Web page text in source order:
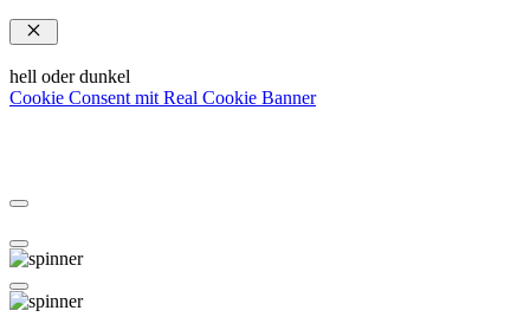
Schließen
hell oder dunkel
Cookie Consent mit Real Cookie Banner